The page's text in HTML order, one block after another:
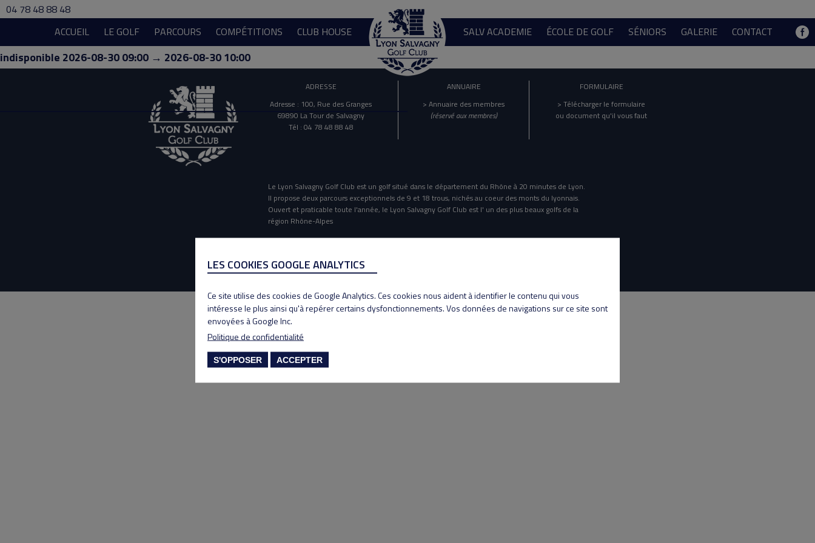
04 78 48 88 48
ACCUEIL
LE GOLF PARCOURS COMPÉTITIONS CLUB HOUSE SALV ACADEMIE ÉCOLE DE GOLF SÉNIORS GALERIE CONTACT
indisponible 2026-08-30 09:00 → 2026-08-30 10:00
ADRESSE
Adresse : 100, Rue des Granges
69890 La Tour de Salvagny
Tél : 04 78 48 88 48
ANNUAIRE
> Annuaire des membres
(réservé aux membres)
FORMULAIRE
> Télécharger le formulaire
ou document qu'il vous faut
Le Lyon Salvagny Golf Club est un golf situé dans le département du Rhône à 20 minutes de Lyon.
Il propose deux parcours exceptionnels de 9 et 18 trous, nichés au coeur des monts du lyonnais.
Ouvert et praticable toute l'année, le Lyon Salvagny Golf Club est l' un des plus beaux golfs de la
région Rhône-Alpes
Copyright 2020 Lyon Salvagny golf club
LES COOKIES GOOGLE ANALYTICS
Ce site utilise des cookies de Google Analytics. Ces cookies nous aident à identifier le contenu qui vous
intéresse le plus ainsi qu'à repérer certains dysfonctionnements. Vos données de navigations sur ce site sont
envoyées à Google Inc.
Politique de confidentialité
S'OPPOSER ACCEPTER